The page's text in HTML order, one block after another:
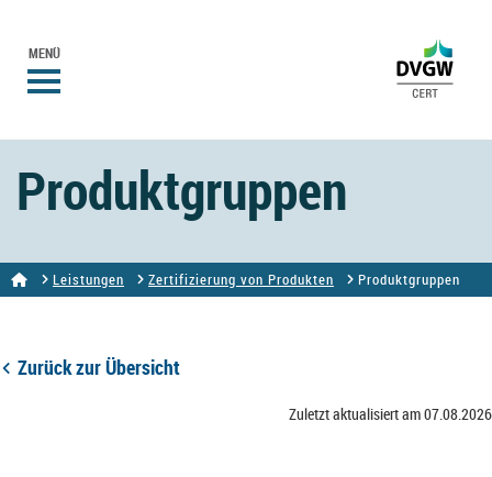
MENÜ
Produktgruppen
Leistungen Zertifizierung von Produkten Produktgruppen
Zurück zur Übersicht
Zuletzt aktualisiert am 07.08.2026